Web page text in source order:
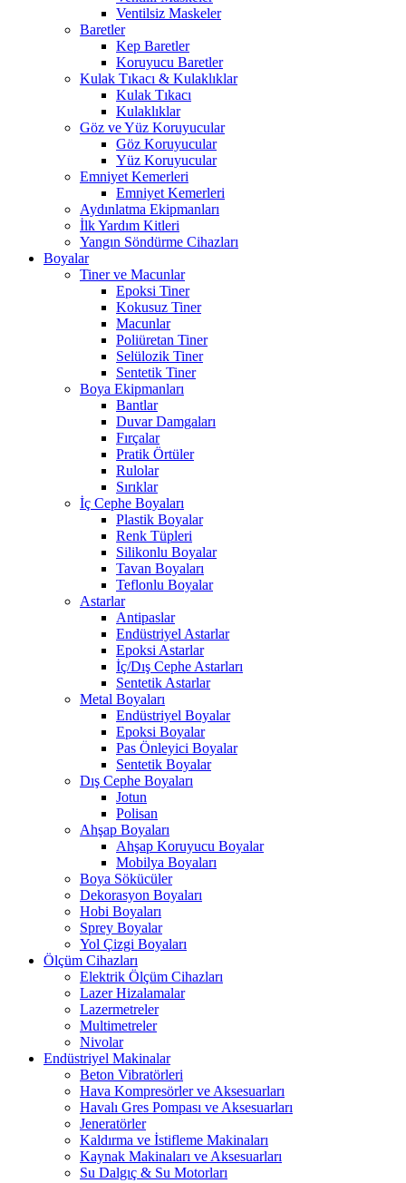
Ventilsiz Maskeler
Baretler
Kep Baretler
Koruyucu Baretler
Kulak Tıkacı & Kulaklıklar
Kulak Tıkacı
Kulaklıklar
Göz ve Yüz Koruyucular
Göz Koruyucular
Yüz Koruyucular
Emniyet Kemerleri
Emniyet Kemerleri
Aydınlatma Ekipmanları
İlk Yardım Kitleri
Yangın Söndürme Cihazları
Boyalar
Tiner ve Macunlar
Epoksi Tiner
Kokusuz Tiner
Macunlar
Poliüretan Tiner
Selülozik Tiner
Sentetik Tiner
Boya Ekipmanları
Bantlar
Duvar Damgaları
Fırçalar
Pratik Örtüler
Rulolar
Sırıklar
İç Cephe Boyaları
Plastik Boyalar
Renk Tüpleri
Silikonlu Boyalar
Tavan Boyaları
Teflonlu Boyalar
Astarlar
Antipaslar
Endüstriyel Astarlar
Epoksi Astarlar
İç/Dış Cephe Astarları
Sentetik Astarlar
Metal Boyaları
Endüstriyel Boyalar
Epoksi Boyalar
Pas Önleyici Boyalar
Sentetik Boyalar
Dış Cephe Boyaları
Jotun
Polisan
Ahşap Boyaları
Ahşap Koruyucu Boyalar
Mobilya Boyaları
Boya Sökücüler
Dekorasyon Boyaları
Hobi Boyaları
Sprey Boyalar
Yol Çizgi Boyaları
Ölçüm Cihazları
Elektrik Ölçüm Cihazları
Lazer Hizalamalar
Lazermetreler
Multimetreler
Nivolar
Endüstriyel Makinalar
Beton Vibratörleri
Hava Kompresörler ve Aksesuarları
Havalı Gres Pompası ve Aksesuarları
Jeneratörler
Kaldırma ve İstifleme Makinaları
Kaynak Makinaları ve Aksesuarları
Su Dalgıç & Su Motorları